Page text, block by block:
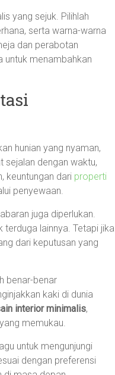
yang sejuk. Pilihlah
serta warna-warna
dan perabotan
untuk menambahkan
hunian yang nyaman,
sejalan dengan waktu,
keuntungan dari properti
penyewaan.
juga diperlukan.
lainnya. Tetapi jika
dari keputusan yang
benar-benar
kaki di dunia
interior minimalis,
memukau.
untuk mengunjungi
dengan preferensi